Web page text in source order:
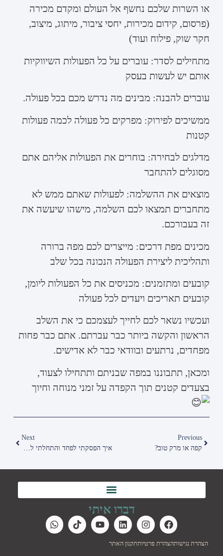
או השרות שלכם נחשף אל העולם ומקדם מכירה
(פרסום, קידום מכירות, יחסי ציבור, מיתוג, מיצוב,
חקר שוק, פילוח ועוד)
מתחילים לסדר: עוברים על כל הפעולות השיווקיות
אותם יש לעשות בעסק
עוברים להבנה: מבינים מה נדרש מכם בכל פעולה.
ממשיכים לפירוק: מפרקים כל פעולה לכמה פעולות
קטנות
מדלגים לבחירה: בוחרים את הפעולות אליהם אתם
מסוגלים להתחבר
מוצאים את ההשלמה: לפעולות שאתם ממש לא
מתחברים תמצאו לכם השלמה, מישהו שיעשה את
זה בעבורכם.
מכינים מפת דרכים: מייצרים לכם מפה ברורה
ותהליכית ליצירת הפעולה הנכונה בכל שלב
קובעים ומתזמנים: מכניסים את כל הפעולות ליומן,
קובעים תאריכים ויעדים לכל פעולה
ועכשיו נשאר לכם לחייך לעצמכם כי את השלב
הראשון והקשה ביותר כבר עברתם. אתם כבר פחות
מפחדים, נרתעים ובוודאי כבר לא אדישים.
ומכאן, תתבוננו במפה שבניתם ותתחילו לצעוד,
בצעדים קטנים תוך הקפדה על זמני מנוחה וחיוך
Previous
קפה או מרק טוב?
Next
איך הפסקתי לפחד והתחלתי להשקיע במעגלי השיווק שלי
דברו איתי
הצהרת נגישותהצהרת פרטיותתקנון האתר